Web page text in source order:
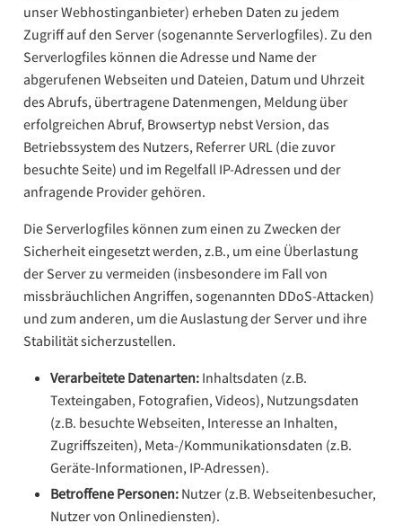
unser Webhostinganbieter) erheben Daten zu jedem
Zugriff auf den Server (sogenannte Serverlogfiles). Zu den
Serverlogfiles können die Adresse und Name der
abgerufenen Webseiten und Dateien, Datum und Uhrzeit
des Abrufs, übertragene Datenmengen, Meldung über
erfolgreichen Abruf, Browsertyp nebst Version, das
Betriebssystem des Nutzers, Referrer URL (die zuvor
besuchte Seite) und im Regelfall IP-Adressen und der
anfragende Provider gehören.
Die Serverlogfiles können zum einen zu Zwecken der
Sicherheit eingesetzt werden, z.B., um eine Überlastung
der Server zu vermeiden (insbesondere im Fall von
missbräuchlichen Angriffen, sogenannten DDoS-Attacken)
und zum anderen, um die Auslastung der Server und ihre
Stabilität sicherzustellen.
Verarbeitete Datenarten:Inhaltsdaten (z.B.
Texteingaben, Fotografien, Videos), Nutzungsdaten
(z.B. besuchte Webseiten, Interesse an Inhalten,
Zugriffszeiten), Meta-/Kommunikationsdaten (z.B.
Geräte-Informationen, IP-Adressen).
Betroffene Personen:Nutzer (z.B. Webseitenbesucher,
Nutzer von Onlinediensten).